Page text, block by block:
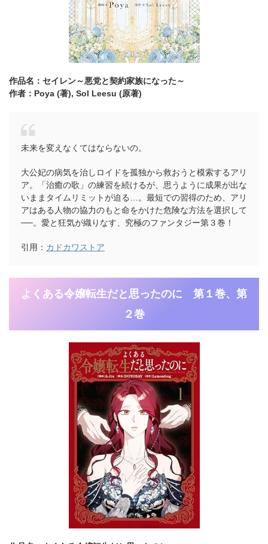
作品名：セイレン～悪党と契約家族になった～
作者：Poya (著), Sol Leesu (原著)
未来を変えなくてはならないの。
大公妃の病気を治しロイドを孤独から救おうと模索するアリ
ア。「治癒の歌」の練習を続けるが、思うように成果が出な
いままタイムリミットが迫る…。最短での習得のため、アリ
アはある人物の協力のもと命をかけた危険な方法を選択して
──。愛と狂気が織りなす、究極のファンタジー第３巻！
引用： カドカワストア
よくある令嬢転生だと思ったのに 第１巻、第
２巻